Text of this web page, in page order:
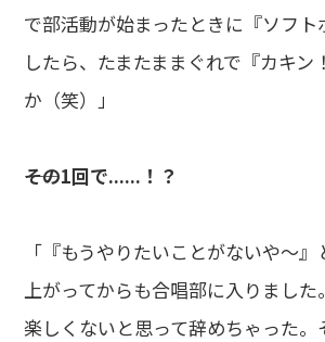
で部活動が始まったときに『ソフ
したら、たまたままぐれで『カキ
か（笑）」
――その1回で......！？
「『もうやりたいことがないや～
上がってからも合唱部に入りまし
楽しくないと思って辞めちゃった